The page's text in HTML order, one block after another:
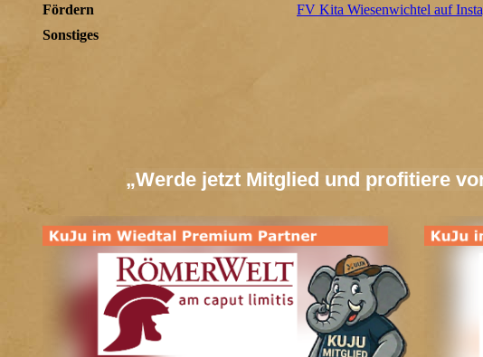
Fördern
FV Kita Wiesenwichtel auf
Sonstiges
„Werde jetzt Mitglied und profitiere